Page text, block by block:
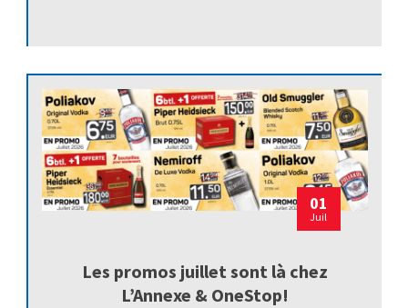
01
Juil
Les promos juillet sont là chez
L’Annexe & OneStop!